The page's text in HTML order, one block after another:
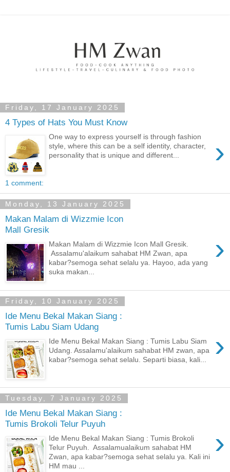
Friday, 17 January 2025
4 Types of Hats You Must Know
›
One way to express yourself is through fashion
style, where this can be a self identity, character,
personality that is unique and different...
1 comment:
Monday, 13 January 2025
Makan Malam di Wizzmie Icon
Mall Gresik
›
Makan Malam di Wizzmie Icon Mall Gresik.
Assalamu'alaikum sahabat HM Zwan, apa
kabar?semoga sehat selalu ya. Hayoo, ada yang
suka makan...
Friday, 10 January 2025
Ide Menu Bekal Makan Siang :
Tumis Labu Siam Udang
›
Ide Menu Bekal Makan Siang : Tumis Labu Siam
Udang. Assalamu'alaikum sahabat HM zwan, apa
kabar?semoga sehat selalu. Separti biasa, kali...
Tuesday, 7 January 2025
Ide Menu Bekal Makan Siang :
Tumis Brokoli Telur Puyuh
›
Ide Menu Bekal Makan Siang : Tumis Brokoli
Telur Puyuh. Assalamualaikum sahabat HM
Zwan, apa kabar?semoga sehat selalu ya. Kali ini
HM mau ...